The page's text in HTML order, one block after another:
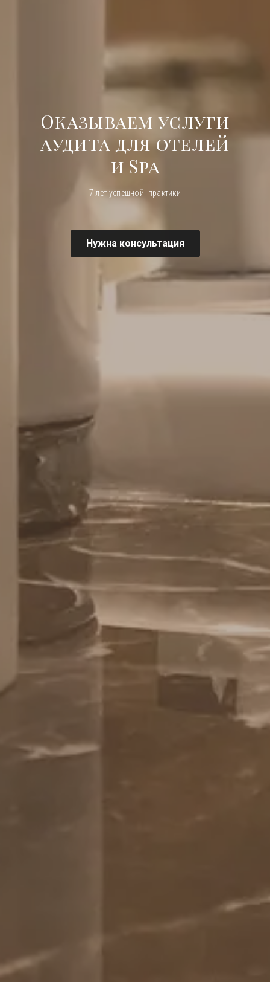
Оказываем услуги
аудита для отелей
и Spa
7 лет успешной практики
Нужна консультация